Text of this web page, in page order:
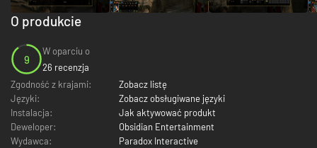
O produkcie
9
W oparciu o
26 recenzja
Zgodność z krajami:
Zobacz listę
Języki:
Zobacz obsługiwane języki
Instalacja:
Jak aktywować produkt
Deweloper:
Obsidian Entertainment
Wydawca:
Paradox Interactive